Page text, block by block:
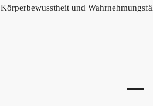
Körperbewusstheit und